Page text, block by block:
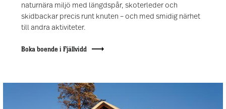
naturnära miljö med längdspår, skoterleder och
skidbackar precis runt knuten – och med smidig närhet
till andra aktiviteter.
Boka boende i Fjällvidd